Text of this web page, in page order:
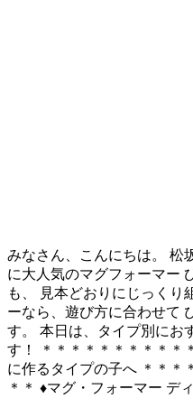
みなさん、こんにちは。 松
に大人気のマグフォーマー
も、 見本どおりにじっくり
ーなら、遊び方に合わせて
す。 本日は、タイプ別にお
す！ ＊＊＊＊＊＊＊＊＊＊
に作るタイプの子へ ＊＊＊
＊＊ ♦マグ・フォーマー デ